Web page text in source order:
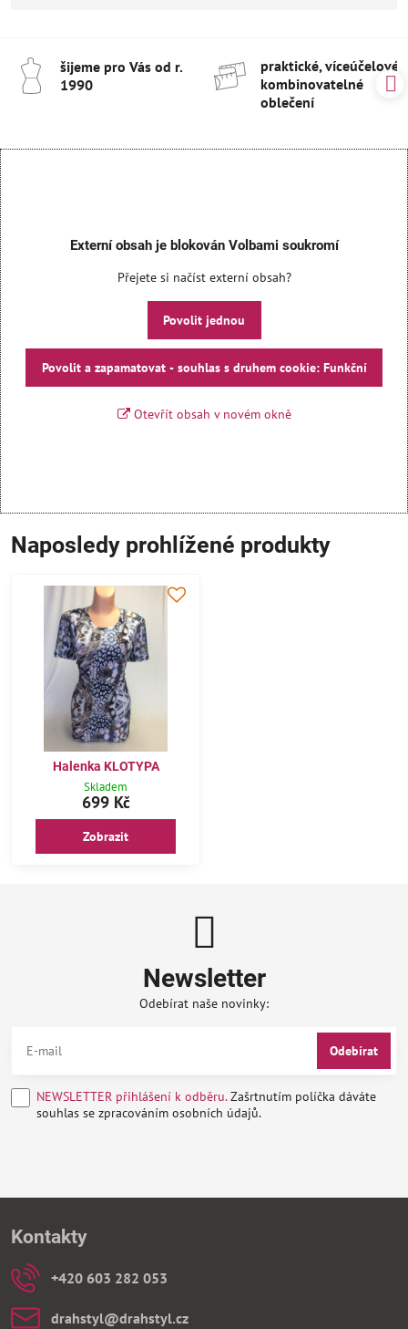
šijeme pro Vás od r​.
1990
praktické, víceúčelové
kombinovatelné
oblečení
Externí obsah je blokován Volbami soukromí
Přejete si načíst externí obsah?
Povolit jednou
Povolit a zapamatovat - souhlas s druhem cookie: Funkční
Otevřít obsah v novém okně
Naposledy prohlížené produkty
Halenka KLOTYPA
Skladem
699 Kč
Zobrazit
Newsletter
Odebírat naše novinky:
Odebírat
NEWSLETTER přihlášení k odběru.Zašrtnutím políčka dáváte
souhlas se zpracováním osobních údajů.
Kontakty
+420 603 282 053
drahstyl​@drahstyl​.cz